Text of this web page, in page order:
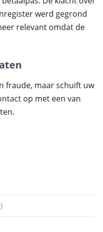
werd gegrond
relevant omdat de
fraude, maar schuift uw
op met een van